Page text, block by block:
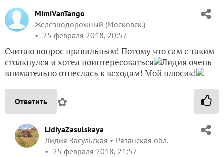
MimiVanTango
Железнодорожный (Московск.)
25 февраля 2018, 20:57
Считаю вопрос правильным! Потому что сам с таким
столкнулся и хотел поинтересоваться
Лидия очень
внимательно отнеслась к всходам! Мой плюсик!
Ответить ✿
LidiyaZasulskaya
Лидия Засульская
Рязанская обл.
25 февраля 2018, 21:57